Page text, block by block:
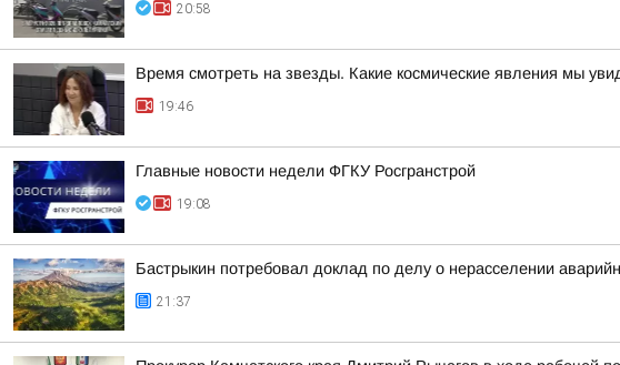
20:58
Время смотреть на звезды. Какие космические явления мы
19:46
Главные новости недели ФГКУ Росгранстрой
19:08
Бастрыкин потребовал доклад по делу о нерасселении
21:37